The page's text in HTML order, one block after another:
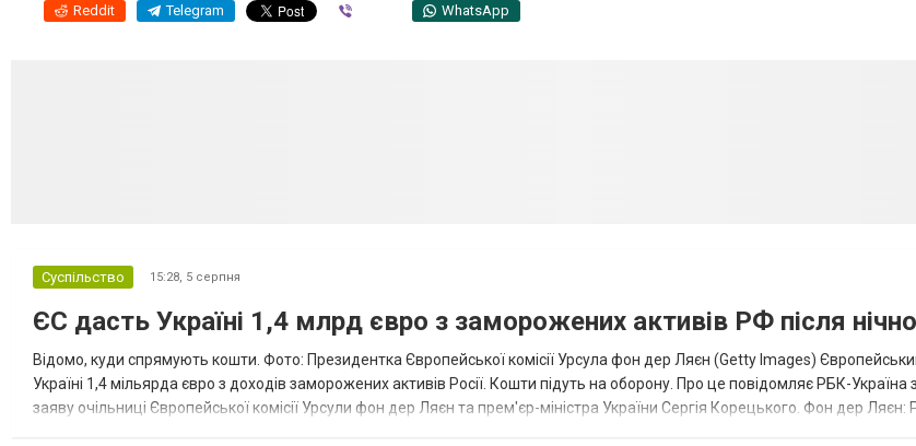
Reddit Telegram WhatsApp
Суспільство 15:28, 5 серпня
ЄС дасть Україні 1,4 млрд євро з заморожених активів РФ після
Відомо, куди спрямують кошти. Фото: Президентка Європейської комісії Урсула фон дер Ляєн (Getty Images)
Україні 1,4 мільярда євро з доходів заморожених активів Росії. Кошти підуть на оборону. Про це повідомляє РБК-
заяву очільниці Європейської комісії Урсули фон дер Ляєн та прем'єр-міністра України Сергія Корецького. Фон дер Ляєн: